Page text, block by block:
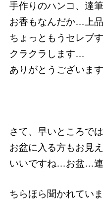
手作りのハンコ、達筆
お香もなんだか…上
ちょっともうセレブ
クラクラします…
ありがとうございます
さて、早いところで
お盆に入る方もお見
いいですね…お盆…
ちらほら聞かれてい